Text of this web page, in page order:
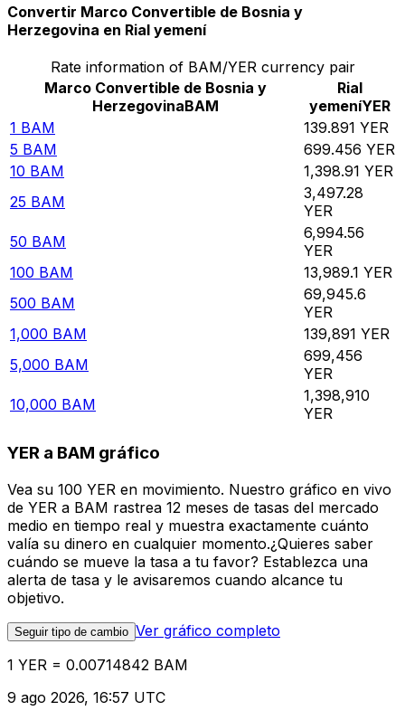
Convertir Marco Convertible de Bosnia y
Herzegovina en Rial yemení
Rate information of BAM/YER currency pair
Marco Convertible de Bosnia y
HerzegovinaBAM
Rial
yemeníYER
1 BAM 139.891 YER
5 BAM 699.456 YER
10 BAM 1,398.91 YER
25 BAM
3,497.28
YER
50 BAM
6,994.56
YER
100 BAM 13,989.1 YER
500 BAM
69,945.6
YER
1,000 BAM 139,891 YER
5,000 BAM
699,456
YER
10,000 BAM
1,398,910
YER
YER a BAM gráfico
Vea su 100 YER en movimiento. Nuestro gráfico en vivo
de YER a BAM rastrea 12 meses de tasas del mercado
medio en tiempo real y muestra exactamente cuánto
valía su dinero en cualquier momento.¿Quieres saber
cuándo se mueve la tasa a tu favor? Establezca una
alerta de tasa y le avisaremos cuando alcance tu
objetivo.
Seguir tipo de cambio Ver gráfico completo
1 YER = 0.00714842 BAM
9 ago 2026, 16:57 UTC